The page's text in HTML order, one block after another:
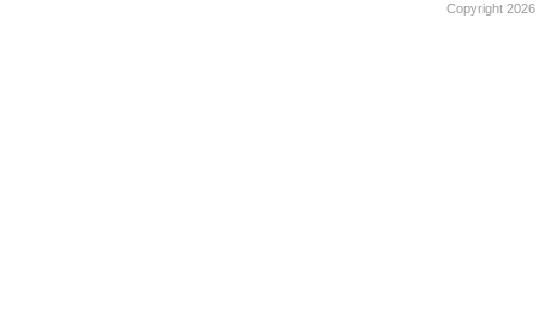
Copyright 2026